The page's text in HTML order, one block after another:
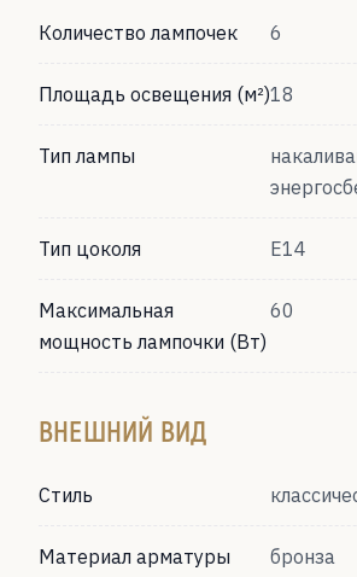
Количество лампочек 6
Площадь освещения (м²)18
Тип лампы
Тип цоколя Е14
Максимальная
мощность лампочки (Вт)
60
ВНЕШНИЙ ВИД
Стиль
Материал арматуры бронза